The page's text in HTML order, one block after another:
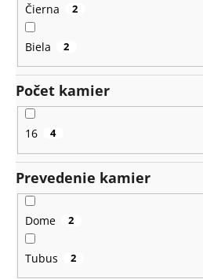
Čierna 2
Biela 2
Počet kamier
16 4
Prevedenie kamier
Dome 2
Tubus 2